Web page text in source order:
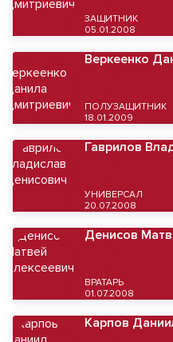
ЗАЩИТНИК
05.01.2008
Веркеенко
ПОЛУЗАЩИТНИК
18.01.2009
Гаврилов
УНИВЕРСАЛ
20.07.2008
Денисов
ВРАТАРЬ
01.07.2008
Карпов